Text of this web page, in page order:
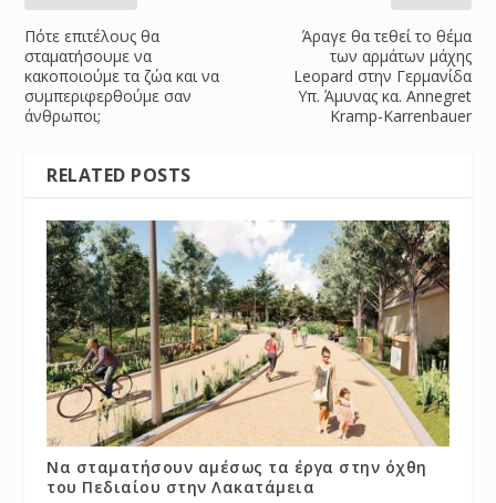
Πότε επιτέλους θα
σταματήσουμε να
κακοποιούμε τα ζώα και να
συμπεριφερθούμε σαν
άνθρωποι;
Άραγε θα τεθεί το θέμα
των αρμάτων μάχης
Leopard στην Γερμανίδα
Υπ. Άμυνας κα. Annegret
Kramp-Karrenbauer
RELATED POSTS
Να σταματήσουν αμέσως τα έργα στην όχθη
του Πεδιαίου στην Λακατάμεια